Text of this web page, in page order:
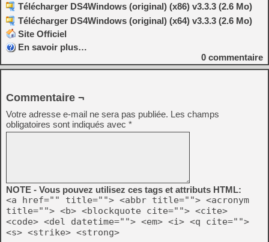
Télécharger DS4Windows (original) (x86) v3.3.3 (2.6 Mo)
Télécharger DS4Windows (original) (x64) v3.3.3 (2.6 Mo)
Site Officiel
En savoir plus…
0 commentaire
Commentaire ¬
Votre adresse e-mail ne sera pas publiée. Les champs
obligatoires sont indiqués avec *
NOTE - Vous pouvez utilisez ces tags et attributs HTML:
<a href="" title=""> <abbr title=""> <acronym
title=""> <b> <blockquote cite=""> <cite>
<code> <del datetime=""> <em> <i> <q cite="">
<s> <strike> <strong>